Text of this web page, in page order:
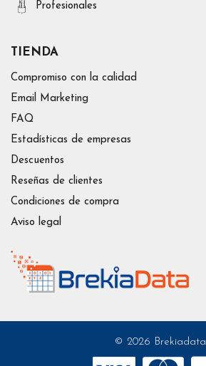
Profesionales
TIENDA
Compromiso con la calidad
Email Marketing
FAQ
Estadísticas de empresas
Descuentos
Reseñas de clientes
Condiciones de compra
Aviso legal
© 2026 Brekiadata